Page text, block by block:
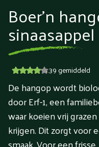
Boer’n
sinaasappel
4.39gemiddeld
De hangop wordt
door Erf-1, een
waar koeien vrij
krijgen. Dit zorgt voor